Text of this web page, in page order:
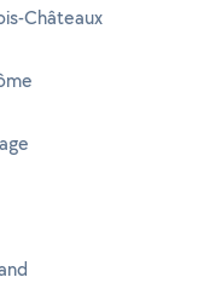
Châteaux